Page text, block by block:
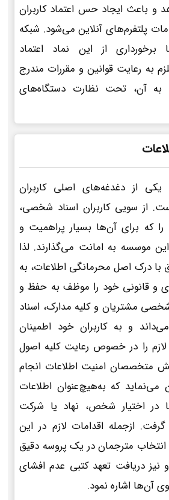
و باعث ایجاد حس اعتماد کاربران
پلتفرم‌های آنلاین می‌شود. شبکه
برخورداری از این نماد اعتماد
به رعایت قوانین و مقررات مندرج
به آن، تحت نظارت دستگاه‌های
یکی از دغدغه‌های اصلی کاربران
از سویی کاربران اسناد شخصی،
که برای آن‌ها بسیار پراهمیت و
موسسه به امانت می‌گذارند. لذا
با درک اصل محرمانگی اطلاعات، به
و قانونی خود را موظف به حفظ و
مشتریان و کلیه مدارک، اسناد
و به کاربران خود اطمینان
را در خصوص رعایت کلیه اصول
متخصصان امنیت اطلاعات انجام
که به‌هیچ‌عنوان اطلاعات
اختیار شخص، نهاد یا شرکت
ازجمله اقدامات لازم در این
مترجمان در یک پروسه دقیق
نیز دریافت تعهد کتبی عدم افشای
آن‌ها اشاره نمود.